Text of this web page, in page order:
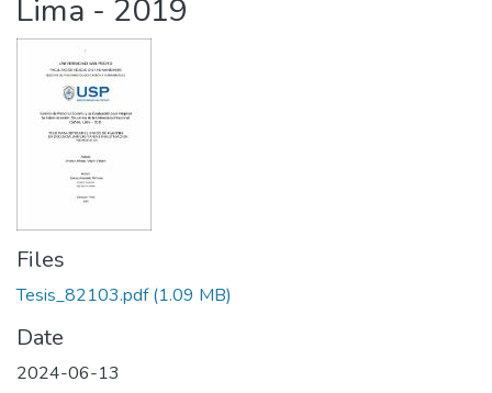
Lima - 2019
Files
Tesis_82103.pdf(1.09 MB)
Date
2024-06-13